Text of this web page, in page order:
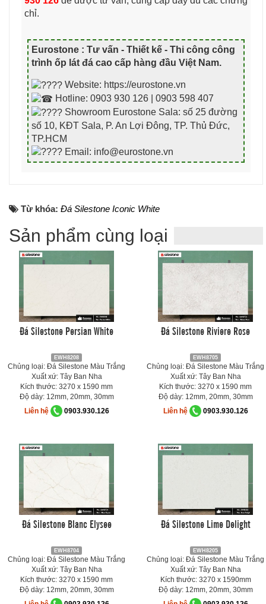
chỉ.
Eurostone : Tư vấn - Thiết kế - Thi công công
trình ốp lát đá cao cấp hàng đầu Việt Nam.
Website: https://eurostone.vn
Hotline: 0903 930 126 | 0903 598 407
Showroom Eurostone Sala: số 25 đường
số 10, KĐT Sala, P. An Lợi Đông, TP. Thủ Đức,
TP.HCM
Email: info@eurostone.vn
Từ khóa: Đá Silestone Iconic White
Sản phẩm cùng loại
Đá Silestone Persian White
EWH8208
Chủng loại: Đá Silestone Màu Trắng
Xuất xứ: Tây Ban Nha
Kích thước: 3270 x 1590 mm
Độ dày: 12mm, 20mm, 30mm
Liên hệ
0903.930.126
Đá Silestone Riviere Rose
EWH8705
Chủng loại: Đá Silestone Màu Trắng
Xuất xứ: Tây Ban Nha
Kích thước: 3270 x 1590 mm
Độ dày: 12mm, 20mm, 30mm
Liên hệ
0903.930.126
Đá Silestone Blanc Elysee
EWH8704
Chủng loại: Đá Silestone Màu Trắng
Xuất xứ: Tây Ban Nha
Kích thước: 3270 x 1590 mm
Độ dày: 12mm, 20mm, 30mm
Đá Silestone Lime Delight
EWH8205
Chủng loại: Đá Silestone Màu Trắng
Xuất xứ: Tây Ban Nha
Kích thước: 3270 x 1590mm
Độ dày: 12mm, 20mm, 30mm